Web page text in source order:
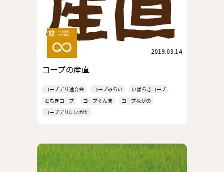
2019.03.14
コープの産直
コープデリ連合会 コープみらい
いばらきコープ
とちぎコープ
コープぐんま
コープながの
コープデリにいがた